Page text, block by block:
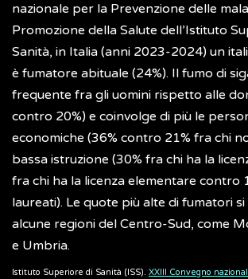
nazionale per la Prevenzione delle
Promozione della Salute dell’Istituto
Sanità, in Italia (anni 2023-2024) un
è fumatore abituale (24%). Il fumo di
frequente fra gli uomini rispetto alle
contro 20%) e coinvolge di più le
economiche (36% contro 21% fra chi
bassa istruzione (30% fra chi ha la
fra chi ha la licenza elementare contro
laureati). Le quote più alte di fumatori
alcune regioni del Centro-Sud, come
e Umbria.
Istituto Superiore di Sanità (ISS). XXIII Convegno